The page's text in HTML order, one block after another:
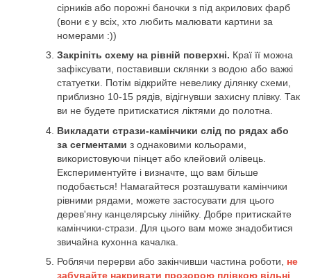
сірників або порожні баночки з під акрилових фарб
(вони є у всіх, хто любить малювати картини за
номерами :))
Закріпіть схему на рівній поверхні. Краї її можна
зафіксувати, поставивши склянки з водою або важкі
статуетки. Потім відкрийте невелику ділянку схеми,
приблизно 10-15 рядів, відігнувши захисну плівку. Так
ви не будете притискатися ліктями до полотна.
Викладати стрази-камінчики слід по рядах або
за сегментами з однаковими кольорами,
використовуючи пінцет або клейовий олівець.
Експериментуйте і визначте, що вам більше
подобається! Намагайтеся розташувати камінчики
рівними рядами, можете застосувати для цього
дерев'яну канцелярську лінійку. Добре притискайте
камінчики-стрази. Для цього вам може знадобитися
звичайна кухонна качалка.
Роблячи перерви або закінчивши частина роботи, не
забувайте накривати прозорою плівкою вільні